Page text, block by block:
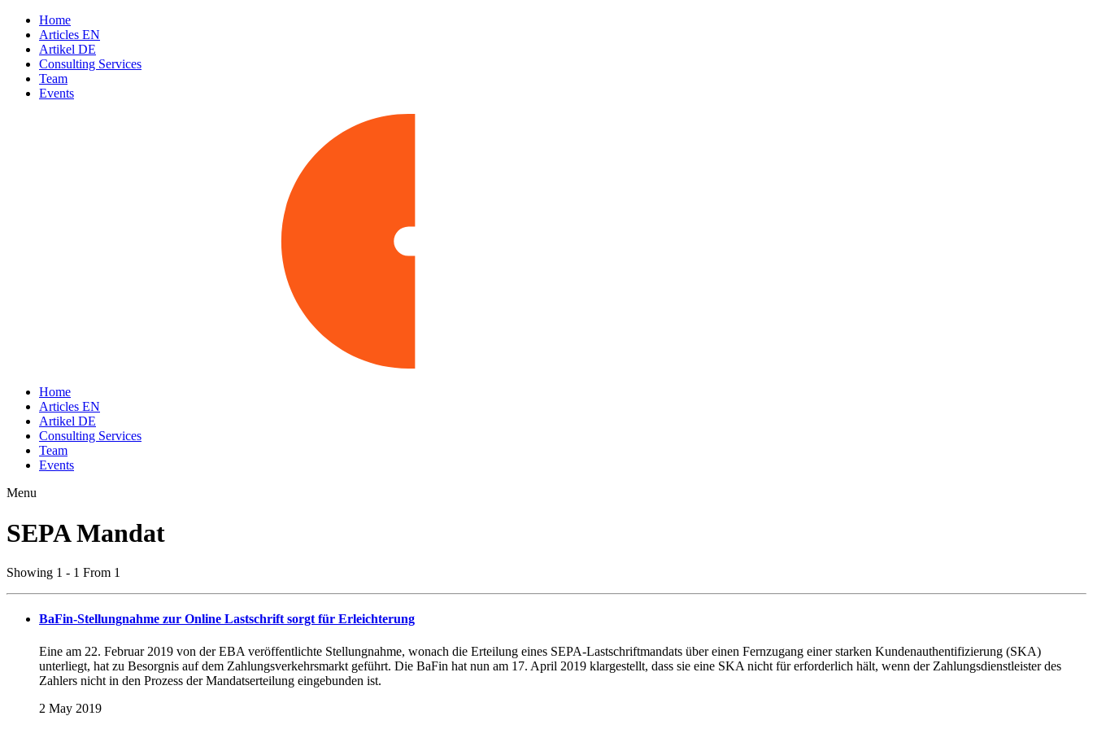
Home
Articles EN
Artikel DE
Consulting Services
Team
Events
Home
Articles EN
Artikel DE
Consulting Services
Team
Events
Menu
SEPA Mandat
Showing 1 - 1 From 1
BaFin-Stellungnahme zur Online Lastschrift sorgt für Erleichterung
Eine am 22. Februar 2019 von der EBA veröffentlichte Stellungnahme, wonach die Erteilung eines SEPA-Lastschriftmandats über einen Fernzugang einer starken Kundenauthentifizierung (SKA)
unterliegt, hat zu Besorgnis auf dem Zahlungsverkehrsmarkt geführt. Die BaFin hat nun am 17. April 2019 klargestellt, dass sie eine SKA nicht für erforderlich hält, wenn der Zahlungsdienstleister des
Zahlers nicht in den Prozess der Mandatserteilung eingebunden ist.
2 May 2019